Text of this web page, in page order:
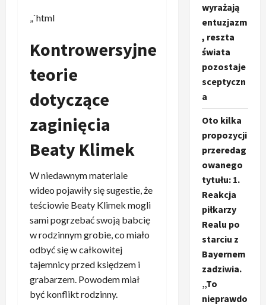
„`html
Kontrowersyjne
teorie
dotyczące
zaginięcia
Beaty Klimek
W niedawnym materiale
wideo pojawiły się sugestie, że
teściowie Beaty Klimek mogli
sami pogrzebać swoją babcię
w rodzinnym grobie, co miało
odbyć się w całkowitej
tajemnicy przed księdzem i
grabarzem. Powodem miał
być konflikt rodzinny.
wyrażają
entuzjazm
, reszta
świata
pozostaje
sceptyczn
a
Oto kilka
propozycji
przeredag
owanego
tytułu: 1.
Reakcja
piłkarzy
Realu po
starciu z
Bayernem
zadziwia.
„To
nieprawdo